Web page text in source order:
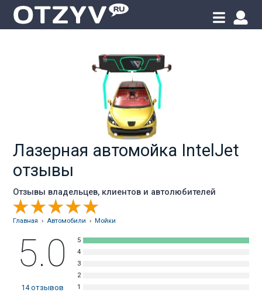
Лазерная автомойка IntelJet
отзывы
Отзывы владельцев, клиентов и автолюбителей
Главная ›Автомобили ›Мойки
5.0
14отзывов